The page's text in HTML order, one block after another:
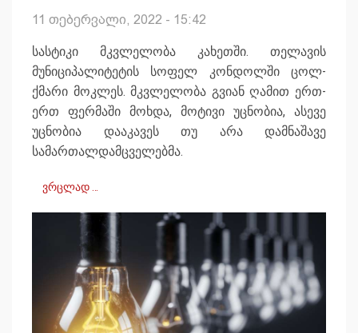
11 თებერვალი, 2022 - 15:42
სასტიკი მკვლელობა კახეთში. თელავის
მუნიციპალიტეტის სოფელ კონდოლში ცოლ-
ქმარი მოკლეს. მკვლელობა გვიან ღამით ერთ-
ერთ ფერმაში მოხდა, მოტივი უცნობია, ასევე
უცნობია დააკავეს თუ არა დამნაშავე
სამართალდამცველებმა.
ვრცლად …